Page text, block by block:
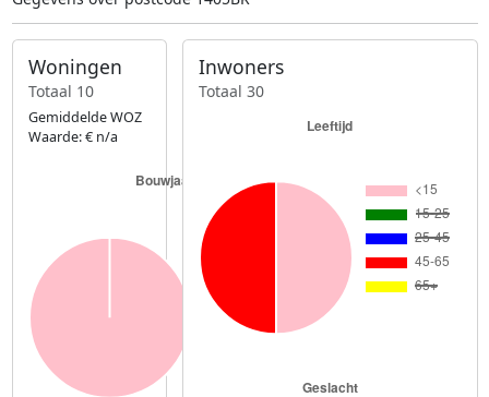
Woningen
Totaal 10
Gemiddelde WOZ
Waarde: € n/a
Inwoners
Totaal 30